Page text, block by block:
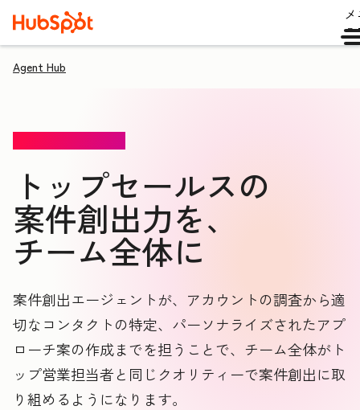
Agent Hub
トップセールスの
案件創出力を、
チーム全体に
案件創出エージェントが、アカウントの調査から適
切なコンタクトの特定、パーソナライズされたアプ
ローチ案の作成までを担うことで、チーム全体がト
ップ営業担当者と同じクオリティーで案件創出に取
り組めるようになります。